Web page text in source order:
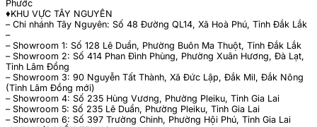
Phước
♦️KHU VỰC TÂY NGUYÊN
– Chi nhánh Tây Nguyên: Số 48 Đường QL14, Xã Hoà Phú, Tỉnh Đắk Lắk
–
– Showroom 1: Số 128 Lê Duẩn, Phường Buôn Ma Thuột, Tỉnh Đắk Lắk
– Showroom 2: Số 414 Phan Đình Phùng, Phường Xuân Hương, Đà Lạt,
Tỉnh Lâm Đồng
– Showroom 3: 90 Nguyễn Tất Thành, Xã Đức Lập, Đắk Mil, Đắk Nông
(Tỉnh Lâm Đồng mới)
– Showroom 4: Số 235 Hùng Vương, Phường Pleiku, Tỉnh Gia Lai
– Showroom 5: Số 235 Lê Duẩn, Phường Pleiku, Tỉnh Gia Lai
– Showroom 6: Số 397 Trường Chinh, Phường Hội Phú, Tỉnh Gia Lai